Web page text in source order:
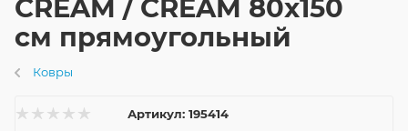
CREAM / CREAM 80x150
см прямоугольный
Ковры
Артикул: 195414